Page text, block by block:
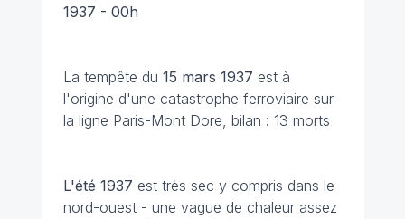
1937 - 00h
La tempête du 15 mars 1937 est à
l'origine d'une catastrophe ferroviaire sur
la ligne Paris-Mont Dore, bilan : 13 morts
L'été 1937 est très sec y compris dans le
nord-ouest - une vague de chaleur assez